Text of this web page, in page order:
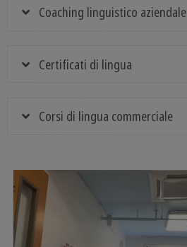
Coaching linguistico aziendale
Certificati di lingua
Corsi di lingua commerciale